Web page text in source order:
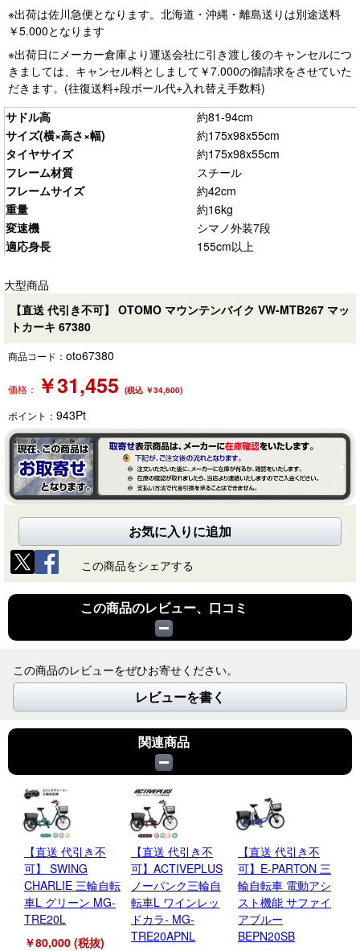
※出荷は佐川急便となります。北海道・沖縄・離島送りは別途送料
￥5.000となります
※出荷日にメーカー倉庫より運送会社に引き渡し後のキャンセルにつ
きましては、キャンセル料としまして￥7.000の御請求をさせていた
だきます。(往復送料+段ボール代+入れ替え手数料)
サドル高
約81-94cm
サイズ(横×高さ×幅)
約175x98x55cm
タイヤサイズ
約175x98x55cm
フレーム材質
スチール
フレームサイズ
約42cm
重量
約16kg
変速機
シマノ外装7段
適応身長
155cm以上
大型商品
【直送 代引き不可】 OTOMO マウンテンバイク VW-MTB267 マッ
トカーキ 67380
商品コード： oto67380
価格： ￥31,455 (税込 ￥34,600)
ポイント： 943Pt
お気に入りに追加
この商品をシェアする
この商品のレビュー、口コミ
この商品のレビューをぜひお寄せください。
レビューを書く
関連商品
【直送 代引き不
可】 SWING
CHARLIE 三輪自転
車L グリーン MG-
TRE20L
￥80,000 (税抜)
【直送 代引き不
可】ACTIVEPLUS
ノーパンク三輪自
転車L ワインレッ
ドカラ- MG-
TRE20APNL
【直送 代引き不
可】E-PARTON 三
輪自転車 電動アシ
スト機能 サファイ
アブルー
BEPN20SB